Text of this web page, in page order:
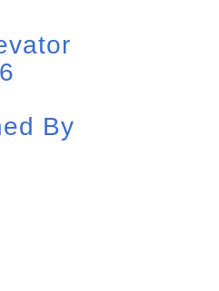
By